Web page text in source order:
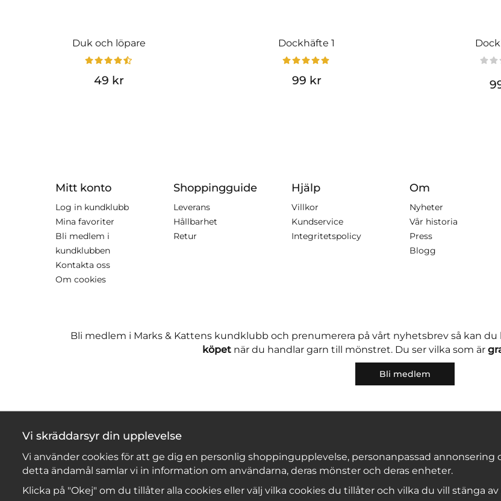
Duk och löpare
49 kr
Dockhäfte 1
99 kr
Mitt konto
Log in kundklubb
Mina favoriter
Bli medlem i
kundklubben
Kontakta oss
Om cookies
Shoppingguide
Leverans
Hållbarhet
Retur
Hjälp
Villkor
Kundservice
Integritetspolicy
Om
Nyheter
Vår historia
Press
Blogg
Bli medlem i Marks & Kattens kundklubb och prenumerera på vårt nyhetsbrev så kan
köpetnär du handlar garn till mönstret. Du ser vilka som är
Bli medlem
Copyright © 2026, Marks & Kattens AB
Vi skräddarsyr din upplevelse
Vi använder cookies för att ge dig en personlig shoppingupplevelse, personanpassad annonsering
detta ändamål samlar vi in information om användarna, deras mönster och deras enheter.
Klicka på "Okej" om du tillåter alla cookies eller välj vilka cookies du tillåter och vilka du vill stänga